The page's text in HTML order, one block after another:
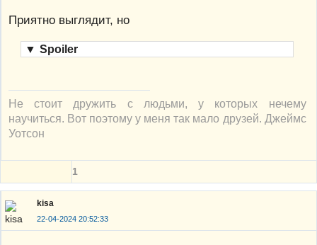
Приятно выглядит, но
▼ Spoiler
Не стоит дружить с людьми, у которых нечему
научиться. Вот поэтому у меня так мало друзей. Джеймс
Уотсон
1
kisa
22-04-2024 20:52:33